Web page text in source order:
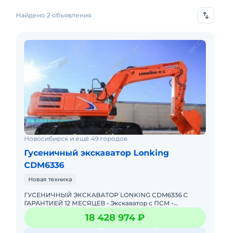
Найдено 2 объявления
Новосибирск и ещё 49 городов
Гусеничный экскаватор Lonking
CDM6336
Новая техника
ГУСЕНИЧНЫЙ ЭКСКАВАТОР LONKING CDM6336 С
ГАРАНТИЕЙ 12 МЕСЯЦЕВ • Экскаватор с ПСМ •
Доступна покупка в лизинг! Одобрение онлайн за 15
минут Полная предпр18 428 974 ₽